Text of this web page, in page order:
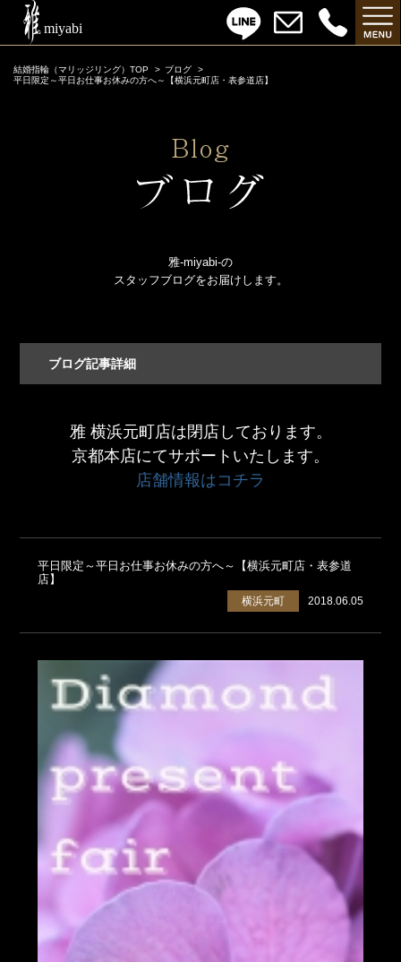
結婚指輪（マリッジリング）TOP
ブログ
平日限定～平日お仕事お休みの方へ～【横浜元町店・表参道店】
雅-miyabi-の
スタッフブログをお届けします。
ブログ記事詳細
雅 横浜元町店は閉店しております。
京都本店にてサポートいたします。
店舗情報はコチラ
平日限定～平日お仕事お休みの方へ～【横浜元町店・表参道
店】
2018.06.05
横浜元町